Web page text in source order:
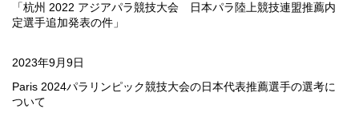
「杭州 2022 アジアパラ競技大会 日本パラ陸上競技連盟推薦内
定選手追加発表の件」
2023年9月9日
Paris 2024パラリンピック競技大会の日本代表推薦選手の選考に
ついて